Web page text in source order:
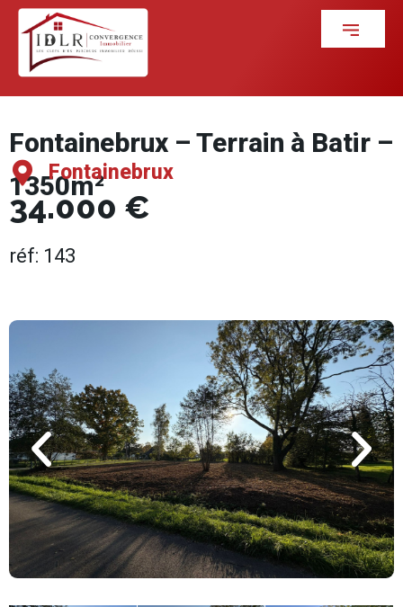
Fontainebrux – Terrain à Batir –
1350m²
Fontainebrux
réf: 143
34.000 €